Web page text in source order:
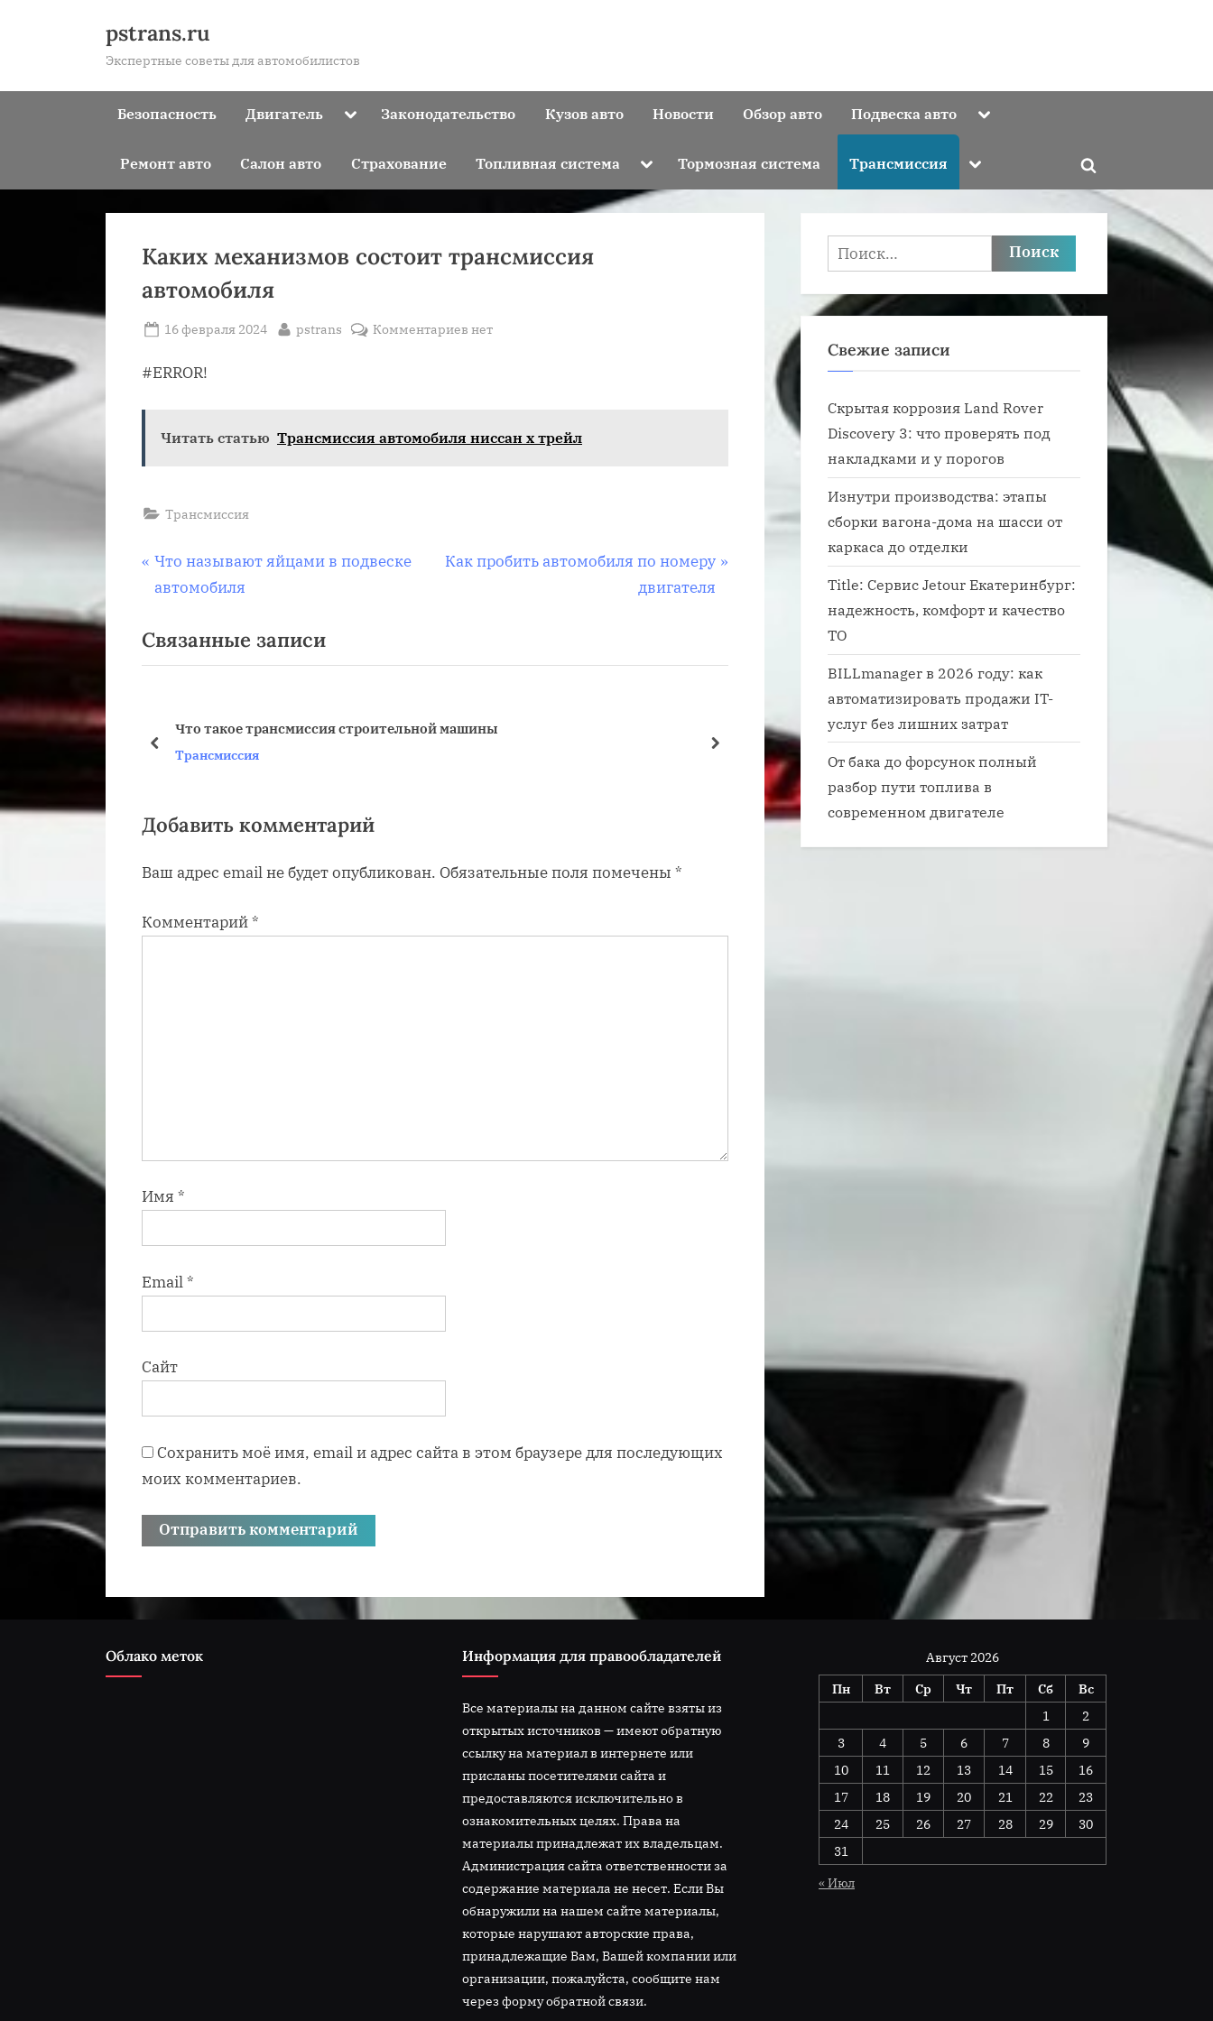
pstrans.ru
Экспертные советы для автомобилистов
Безопасность Двигатель ToggleЗаконодательство Кузов авто Новости Обзор авто Подвеска авто Toggle
Ремонт авто Салон авто Страхование Топливная система Toggle
menu
Тормозная система Трансмиссия Toggle
menu
Toggle
search
Каких механизмов состоит трансмиссия
автомобиля
Posted
16 февраля 2024 By
pstrans Комментариев к
трансмиссия
нет
#ERROR!
Читать статью Трансмиссия автомобиля ниссан х трейл
Трансмиссия
Навигация
записям
П
р
д
ы
щ
з
п
с
Что называют яйцами в подвеске
автомобиля
С
у
и
Как пробить автомобиля по номеру
двигателя
Связанные записи
Что такое трансмиссия строительной машины
Трансмиссия
Трансмиссия автомобиля это ходовая
Трансмиссия
пред далее
Добавить комментарий
Ваш адрес email не будет опубликован. Обязательные поля помечены *
Комментарий*
Имя *
Email*
Сайт
Сохранить моё имя, email и адрес сайта в этом браузере для последующих
моих комментариев.
Найти:
Свежие записи
Скрытая коррозия Land Rover
Discovery 3: что проверять под
накладками и у порогов
Изнутри производства: этапы
сборки вагона-дома на шасси от
каркаса до отделки
Title: Сервис Jetour Екатеринбург:
надежность, комфорт и качество
ТО
BILLmanager в 2026 году: как
автоматизировать продажи IT-
услуг без лишних затрат
От бака до форсунок полный
разбор пути топлива в
современном двигателе
Облако меток Информация для правообладателей
Все материалы на данном сайте взяты из
открытых источников — имеют обратную
ссылку на материал в интернете или
присланы посетителями сайта и
предоставляются исключительно в
ознакомительных целях. Права на
материалы принадлежат их владельцам.
Администрация сайта ответственности за
содержание материала не несет. Если Вы
обнаружили на нашем сайте материалы,
которые нарушают авторские права,
принадлежащие Вам, Вашей компании или
организации, пожалуйста, сообщите нам
через форму обратной связи.
Август 2026
Пн
Вт Ср Чт Пт Сб
Вс
1
2
3
4 5 6 7 8
9
10
11 12 13 14 15
16
17
18 19 20 21 22
23
24
25 26 27 28 29
30
31
« Июл